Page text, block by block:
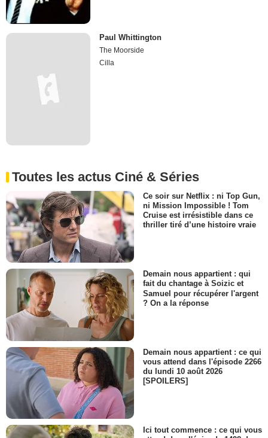
Paul Whittington
The Moorside
Cilla
Toutes les actus Ciné & Séries
Ce soir sur Netflix : ni Top Gun,
ni Mission Impossible ! Tom
Cruise est irrésistible dans ce
thriller tiré d’une histoire vraie
Demain nous appartient : qui
fait du chantage à Soizic et
Samuel pour récupérer l'argent
? On a la réponse
Demain nous appartient : ce qui
vous attend dans l'épisode 2266
du lundi 10 août 2026
[SPOILERS]
Ici tout commence : ce qui vous